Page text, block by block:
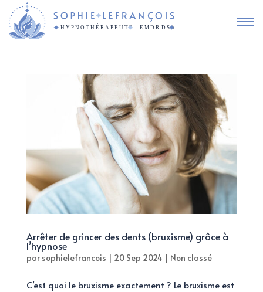
Arrêter de grincer des dents (bruxisme) grâce à
l’hypnose
par sophielefrancois | 20 Sep 2024 | Non classé
C’est quoi le bruxisme exactement ? Le bruxisme est